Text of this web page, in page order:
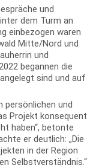
und
dem Turm an
einbezogen waren
Mitte/Nord und
und
begannen die
sind und auf
persönlichen und
Projekt konsequent
haben“, betonte
er deutlich: „Die
in der Region
Selbstverständnis.“